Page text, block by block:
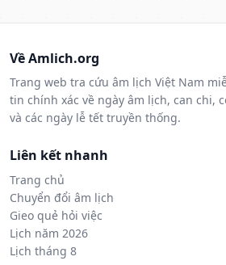
Về Amlich.org
Trang web tra cứu âm lịch Việt Nam
tin chính xác về ngày âm lịch, can chi,
và các ngày lễ tết truyền thống.
Liên kết nhanh
Trang chủ
Chuyển đổi âm lịch
Gieo quẻ hỏi việc
Lịch năm 2026
Lịch tháng 8